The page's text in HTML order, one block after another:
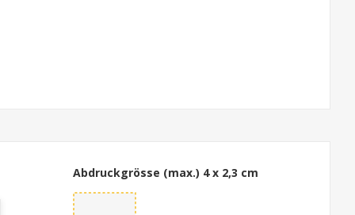
Abdruckgrösse (max.) 4 x 2,3 cm